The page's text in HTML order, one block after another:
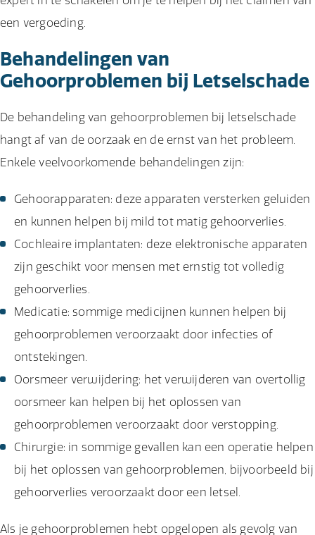
een vergoeding.
Behandelingen van
Gehoorproblemen bij Letselschade
De behandeling van gehoorproblemen bij letselschade
hangt af van de oorzaak en de ernst van het probleem.
Enkele veelvoorkomende behandelingen zijn:
Gehoorapparaten: deze apparaten versterken geluiden
en kunnen helpen bij mild tot matig gehoorverlies.
Cochleaire implantaten: deze elektronische apparaten
zijn geschikt voor mensen met ernstig tot volledig
gehoorverlies.
Medicatie: sommige medicijnen kunnen helpen bij
gehoorproblemen veroorzaakt door infecties of
ontstekingen.
Oorsmeer verwijdering: het verwijderen van overtollig
oorsmeer kan helpen bij het oplossen van
gehoorproblemen veroorzaakt door verstopping.
Chirurgie: in sommige gevallen kan een operatie helpen
bij het oplossen van gehoorproblemen, bijvoorbeeld bij
gehoorverlies veroorzaakt door een letsel.
Als je gehoorproblemen hebt opgelopen als gevolg van